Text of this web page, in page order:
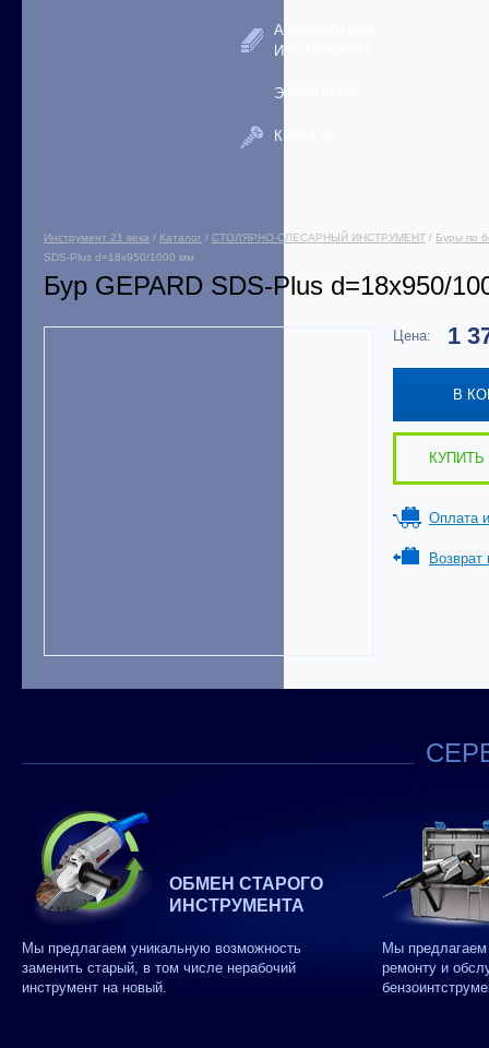
АБРАЗИВНЫЙ
ИНСТРУМЕНТ
ЭЛЕКТРИКА
КРЕПЕЖ
Инструмент 21 века / Каталог / СТОЛЯРНО-СЛЕСАРНЫЙ ИНСТРУМЕНТ / Буры по
SDS-Plus d=18х950/1000 мм
Бур GEPARD SDS-Plus d=18х950/
Цена: 1
В
КУПИТЬ
Оплата
Возврат
ОБМЕН СТАРОГО
ИНСТРУМЕНТА
Мы предлагаем уникальную возможность
заменить старый, в том числе нерабочий
инструмент на новый.
Мы
ремонту и